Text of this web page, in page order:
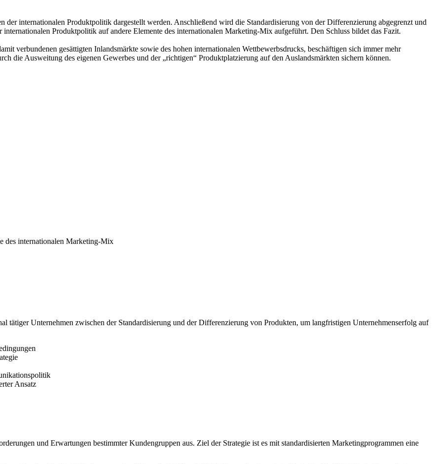
der internationalen Produktpolitik dargestellt werden. Anschließend wird die Standardisierung von der Differenzierung abgegrenzt und
Produktpolitik auf andere Elemente des internationalen Marketing-Mix aufgeführt. Den Schluss bildet das Fazit.
verbundenen gesättigten Inlandsmärkte sowie des hohen internationalen Wettbewerbsdrucks, beschäftigen sich immer mehr
die Ausweitung des eigenen Gewerbes und der „richtigen“ Produktplatzierung auf den Auslandsmärkten sichern können.
des internationalen Marketing-Mix
tätiger Unternehmen zwischen der Standardisierung und der Differenzierung von Produkten, um langfristigen Unternehmenserfolg auf
Ansatz
und Erwartungen bestimmter Kundengruppen aus. Ziel der Strategie ist es mit standardisierten Marketingprogrammen eine